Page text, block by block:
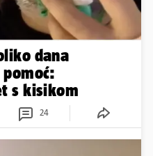
dana
s kisikom
24